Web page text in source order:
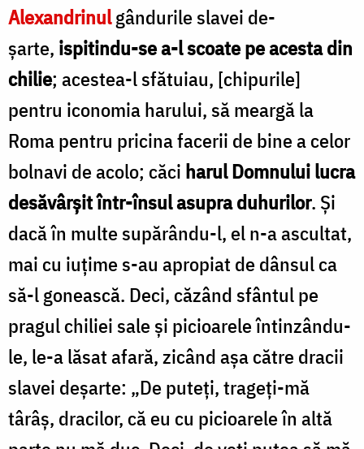
Alexandrinulgândurile slavei de­
șarte, ispitindu-se a-l scoate pe acesta din
chilie; acestea-l sfătuiau, [chipurile]
pentru iconomia harului, să meargă la
Roma pen­tru pricina facerii de bine a celor
bolnavi de acolo; căci harul Domnului lucra
desăvârșit într-însul asupra duhurilor. Și
dacă în mul­te supărându-l, el n-a ascultat,
mai cu iuțime s-au apropiat de dânsul ca
să-l gonească. Deci, căzând sfântul pe
pragul chiliei sale și picioarele întinzându-
le, le-a lăsat afară, zicând așa către dracii
slavei deșarte: „De puteți, trageți-mă
târâș, dracilor, că eu cu picioarele în altă